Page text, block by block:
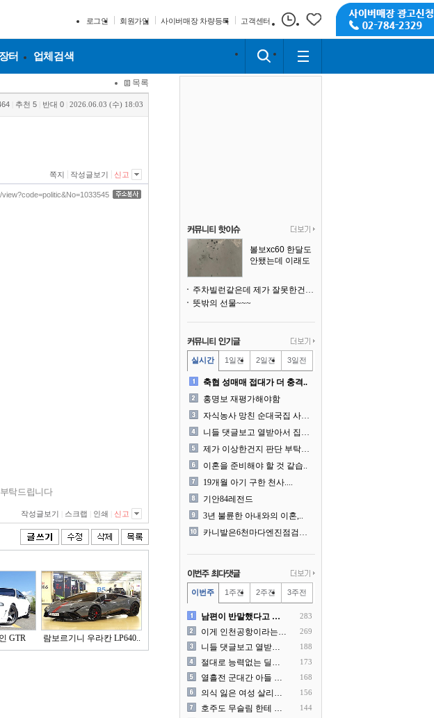
로그인 회원가입 사이버매장 차량등록 고객센터
터 업체검색
목록
추천 5 반대 0 2026.06.03 (수) 18:03
쪽지 작성글보기 신고
탁드립니다
작성글보기 스크랩 인쇄 신고
GTR 람보르기니 우라칸 LP640..
볼보xc60 한달도
안됐는데 이래도
주차빌런같은데 제가 잘못한건가요
뜻밖의 선물~~~
실시간 1일전 2일전 3일전
축협 성매매 접대가 더 충격..
홍명보 재평가해야함
자식농사 망친 순대국집 사장..
니들 댓글보고 열받아서 집구..
제가 이상한건지 판단 부탁드..
이혼을 준비해야 할 것 같습..
19개월 아기 구한 천사....
기안84레전드
3년 불륜한 아내와의 이혼,..
카니발은6천마다엔진점검을해야..
이번주 1주전 2주전 3주전
남편이 반말했다고 똑같이 반.. 283
이게 인천공항이라는게 믿겨지.. 269
니들 댓글보고 열받아서 집구.. 188
절대로 능력없는 딜러를 쓰지.. 173
열흘전 군대간 아들 소포(가.. 168
의식 잃은 여성 살리려다 성.. 156
호주도 무슬림 한테 점령 당.. 144